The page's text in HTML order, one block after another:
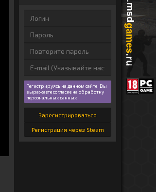
Регистрируясь на данном сайте, Вы
выражаете согласие на обработку
персональных данных
Зарегистрироваться
Регистрация через Steam